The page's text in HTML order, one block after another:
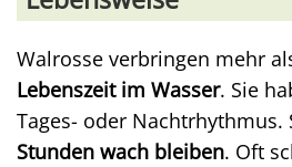
Walrosse verbringen mehr
Lebenszeit im Wasser. Sie
Tages- oder Nachtrhythmus.
Stunden wach bleiben. Oft